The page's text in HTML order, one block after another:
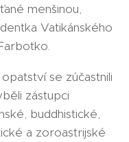
menšinou,
Vatikánského
se zúčastnili
zástupci
buddhistické,
a zoroastrijské